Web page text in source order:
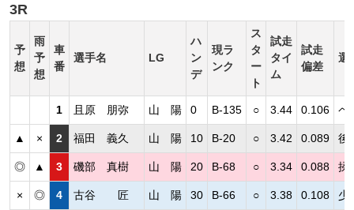
3R
予
想
雨
予
想
車
番
選手名 LG
ハ
ン
デ
現ラ
ンク
ス
タ
ー
ト
試走
タイ
ム
試走
偏差
選
1 且原 朋弥 山 陽 0 B-135 ○ 3.44 0.106 ペ
▲ × 2 福田 義久 山 陽 10 B-20 ○ 3.42 0.089 後
◎ ▲ 3 磯部 真樹 山 陽 20 B-68 ○ 3.34 0.088 揉
× ◎ 4 古谷 匠 山 陽 30 B-66 ○ 3.38 0.108 少